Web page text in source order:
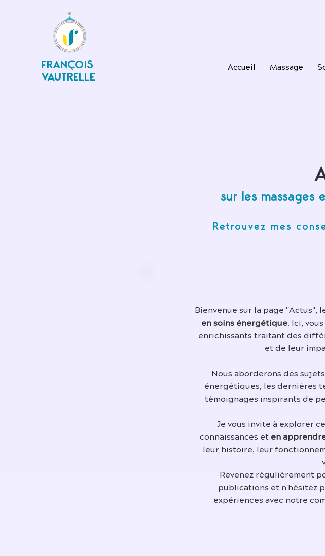
FRANÇOIS
VAUTRELLE
Accueil Massage
sur les massages
Retrouvez mes
Bienvenue sur la page "Actus",
en soins énergétique. Ici,
enrichissants traitant des
et de leur
Nous aborderons des
énergétiques, les dernières
témoignages inspirants de
Je vous invite à explorer
connaissances et en
leur histoire, leur
Revenez régulièrement
publications et n'hésitez
expériences avec notre